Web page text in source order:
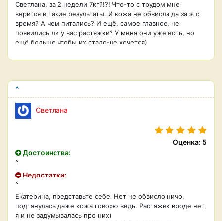
Светлана, за 2 недели 7кг?!?! Что-то с трудом мне
верится в такие результаты. И кожа не обвисла да за это
время? А чем питались? И ещё, самое главное, не
появились ли у вас растяжки? У меня они уже есть, но
ещё больше чтобы их стало-не хочется)
^
Светлана
Оценка: 5
Достоинства:
^
Недостатки:
^
Екатерина, представьте себе. Нет не обвисло ничо,
подтянулась даже кожа говорю ведь. Растяжек вроде нет,
я и не задумывалась про них)